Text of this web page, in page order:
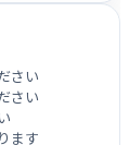
さい
さい
ます